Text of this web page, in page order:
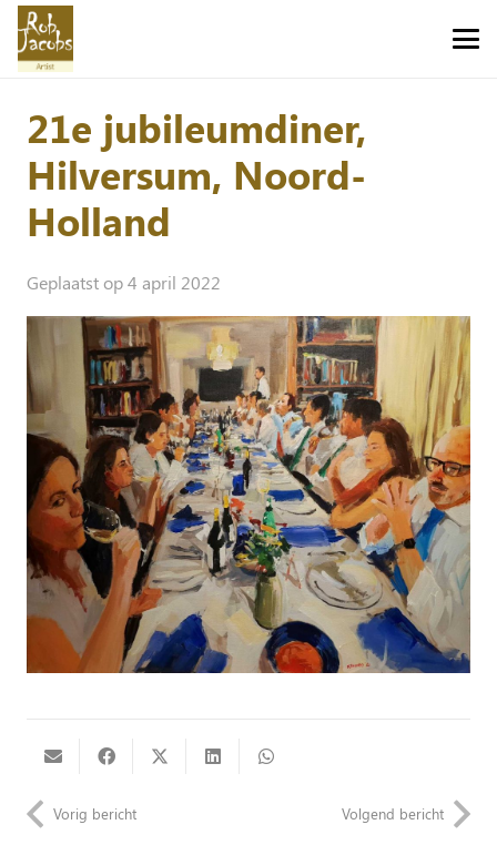
21e jubileumdiner,
Hilversum, Noord-
Holland
Geplaatst op4 april 2022
Vorig bericht Volgend bericht